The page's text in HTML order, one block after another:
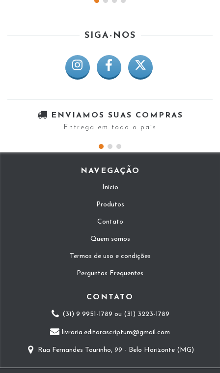
SIGA-NOS
ENVIAMOS SUAS COMPRAS
Entrega em todo o país
NAVEGAÇÃO
Início
Produtos
Contato
Quem somos
Termos de uso e condições
Perguntas Frequentes
CONTATO
(31) 9 9951-1789 ou (31) 3223-1789
livraria.editorascriptum@gmail.com
Rua Fernandes Tourinho, 99 - Belo Horizonte (MG)